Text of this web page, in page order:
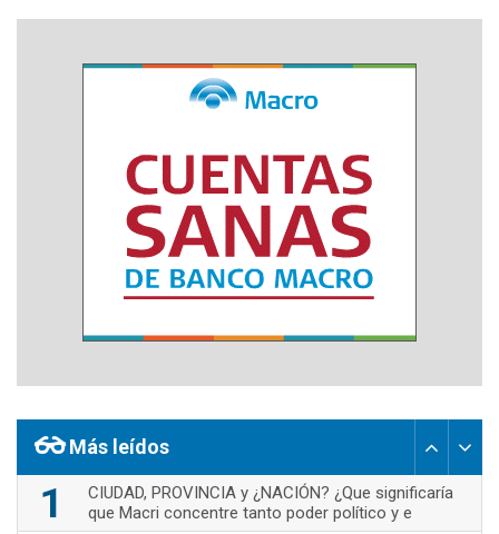
Más leídos
1
CIUDAD, PROVINCIA y ¿NACIÓN? ¿Que significaría
que Macri concentre tanto poder político y e